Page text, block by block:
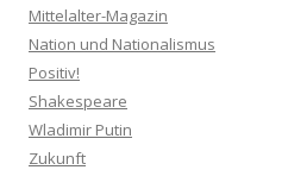
Mittelalter-Magazin
Nation und Nationalismus
Positiv!
Shakespeare
Wladimir Putin
Zukunft